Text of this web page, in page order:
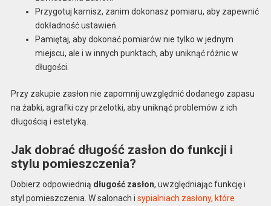
Przygotuj karnisz, zanim dokonasz pomiaru, aby zapewnić
dokładność ustawień.
Pamiętaj, aby dokonać pomiarów nie tylko w jednym
miejscu, ale i w innych punktach, aby uniknąć różnic w
długości.
Przy zakupie zasłon nie zapomnij uwzględnić dodanego zapasu
na żabki, agrafki czy przelotki, aby uniknąć problemów z ich
długością i estetyką.
Jak dobrać długość zasłon do funkcji i
stylu pomieszczenia?
Dobierz odpowiednią długość zasłon, uwzględniając funkcję i
styl pomieszczenia. W salonach i sypialniach zasłony, które